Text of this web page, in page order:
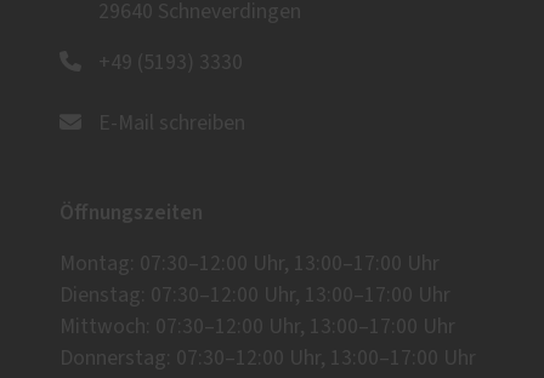
29640 Schneverdingen
+49 (5193) 3330
E-Mail schreiben
Öffnungszeiten
Montag: 07:30–12:00 Uhr, 13:00–17:00 Uhr
Dienstag: 07:30–12:00 Uhr, 13:00–17:00 Uhr
Mittwoch: 07:30–12:00 Uhr, 13:00–17:00 Uhr
Donnerstag: 07:30–12:00 Uhr, 13:00–17:00 Uhr